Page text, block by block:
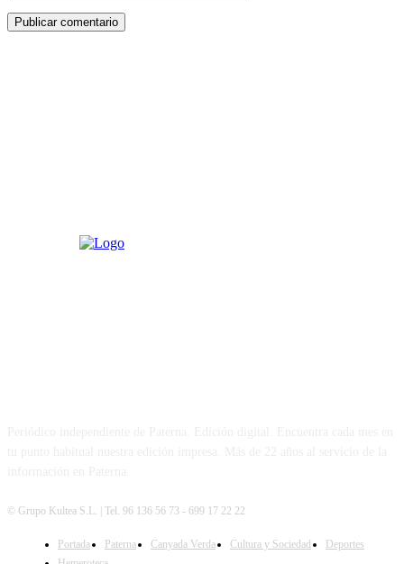
SÍGUENOS
© Grupo Kultea S.L. | Tel. 96 136 56 73 - 699 17 22 22
Portada Paterna Canyada Verda Cultura y Sociedad
Deportes